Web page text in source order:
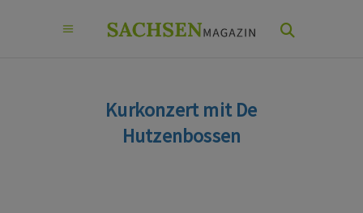
Kurkonzert mit De
Hutzenbossen